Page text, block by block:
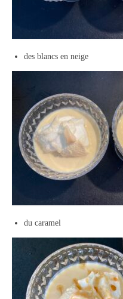
des blancs en neige
du caramel